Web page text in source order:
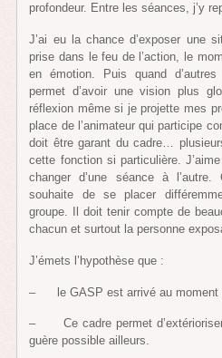
profondeur. Entre les séances, j’y
J’ai eu la chance d’exposer une
prise dans le feu de l’action, le
en émotion. Puis quand
permet d’avoir une vision plus
réflexion même si je projette mes
place de l’animateur qui participe
doit être garant du cadre…
cette fonction si particulière.
changer d’une séance à
souhaite de se placer
groupe. Il doit tenir compte de
chacun et surtout la personne
J’émets l’hypothèse que :
– le GASP est arrivé au moment
– Ce cadre permet d’extérioriser
guère possible ailleurs.